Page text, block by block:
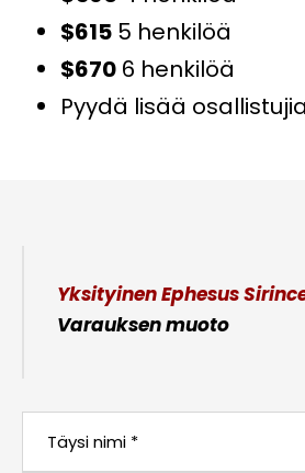
$615 5 henkilöä
$670 6 henkilöä
Pyydä lisää osallistujia
Yksityinen Ephesus
Varauksen muoto